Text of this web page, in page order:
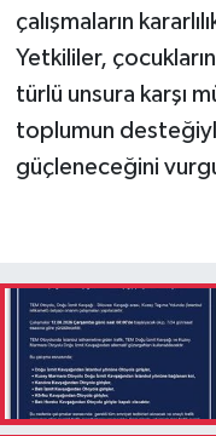
çalışmaların
Yetkililer,
türlü unsura karşı
toplumun
güçleneceğini